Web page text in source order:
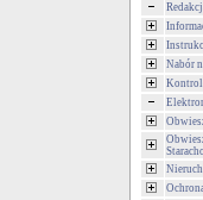
Nabór